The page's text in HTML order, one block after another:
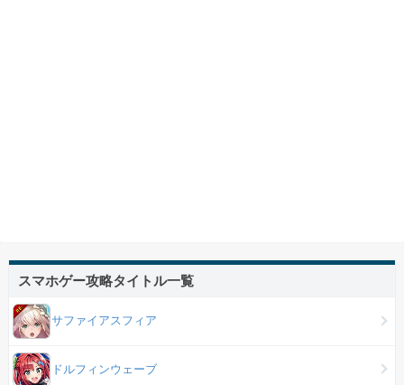
スマホゲー攻略タイトル一覧
サファイアスフィア
ドルフィンウェーブ